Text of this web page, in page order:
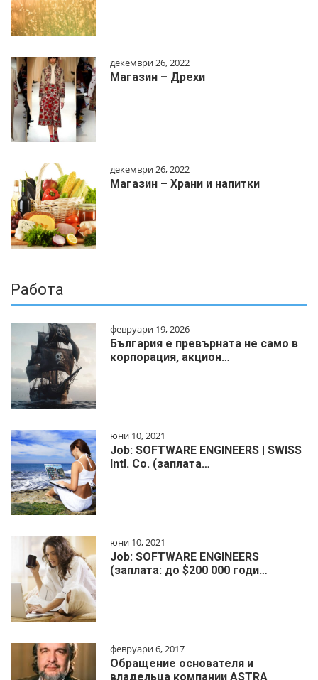
декември 26, 2022
Магазин – Дрехи
декември 26, 2022
Магазин – Храни и напитки
Работа
февруари 19, 2026
България е превърната не само в
корпорация, акцион…
юни 10, 2021
Job: SOFTWARE ENGINEERS | SWISS
Intl. Co. (заплата…
юни 10, 2021
Job: SOFTWARE ENGINEERS
(заплата: до $200 000 годи…
февруари 6, 2017
Обращение основателя и
владельца компании ASTRA